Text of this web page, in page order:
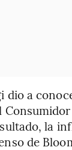
dio a
la
de